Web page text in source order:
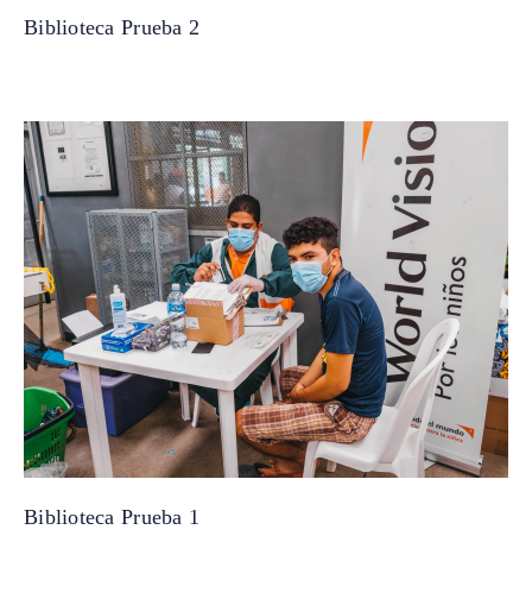
Biblioteca Prueba 2
Biblioteca Prueba 1